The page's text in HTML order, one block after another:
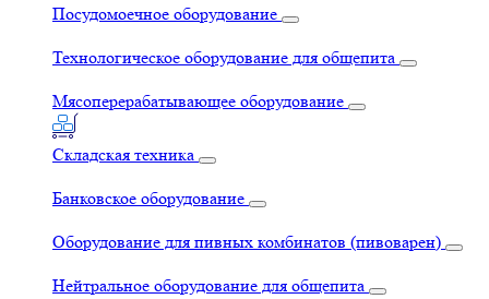
Посудомоечное оборудование
Технологическое оборудование для общепита
Мясоперерабатывающее оборудование
Складская техника
Банковское оборудование
Оборудование для пивных комбинатов (пивоварен)
Нейтральное оборудование для общепита